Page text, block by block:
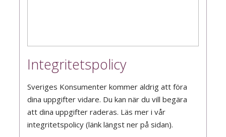
Integritetspolicy
Sveriges Konsumenter kommer aldrig att föra
dina uppgifter vidare. Du kan när du vill begära
att dina uppgifter raderas. Läs mer i vår
integritetspolicy (länk längst ner på sidan).